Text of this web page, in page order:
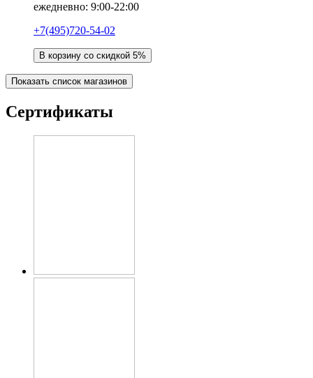
ежедневно: 9:00-22:00
+7(495)720-54-02
В корзину со скидкой 5%
Показать список магазинов
Сертификаты